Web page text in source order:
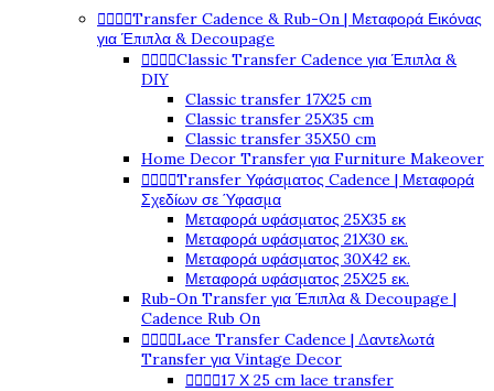
Transfer Cadence & Rub-On | Μεταφορά Εικόνας
για Έπιπλα & Decoupage
Classic Transfer Cadence για Έπιπλα &
DIY
Classic transfer 17Χ25 cm
Classic transfer 25Χ35 cm
Classic transfer 35Χ50 cm
Home Decor Transfer για Furniture Makeover
Transfer Υφάσματος Cadence | Μεταφορά
Σχεδίων σε Ύφασμα
Μεταφορά υφάσματος 25Χ35 εκ
Μεταφορά υφάσματος 21Χ30 εκ.
Μεταφορά υφάσματος 30Χ42 εκ.
Μεταφορά υφάσματος 25Χ25 εκ.
Rub-On Transfer για Έπιπλα & Decoupage |
Cadence Rub On
Lace Transfer Cadence | Δαντελωτά
Transfer για Vintage Decor
17 Χ 25 cm lace transfer